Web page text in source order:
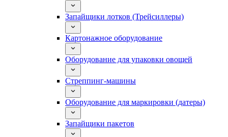
Запайщики лотков (Трейсиллеры)
Картонажное оборудование
Оборудование для упаковки овощей
Стреппинг-машины
Оборудование для маркировки (датеры)
Запайщики пакетов